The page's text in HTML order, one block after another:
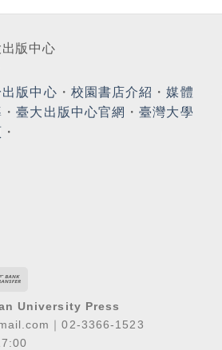
版中心
出版中心 ・ 校園書店介紹 ・媒體
・臺大出版中心官網 ・臺灣大學
・
University Press
｜02-3366-1523